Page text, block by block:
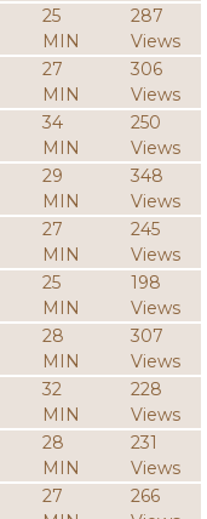
25
MIN
287
Views
27
MIN
306
Views
34
MIN
250
Views
29
MIN
348
Views
27
MIN
245
Views
25
MIN
198
Views
28
MIN
307
Views
32
MIN
228
Views
28
MIN
231
Views
27
266